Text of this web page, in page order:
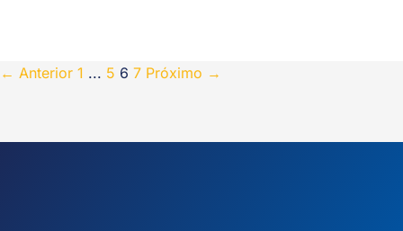
← Anterior 1 ... 5 6 7 Próximo →